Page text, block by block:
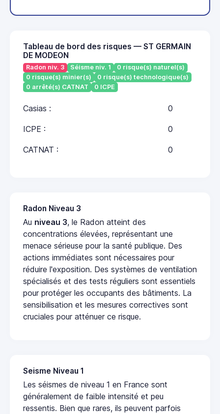
Tableau de bord des risques — ST GERMAIN
DE MODEON
Radon niv. 3 Séisme niv. 1
0 risque(s) naturel(s)
0 risque(s) minier(s)
0 risque(s) technologique(s)
0 arrêté(s) CATNAT
0 ICPE
Casias : 0
ICPE : 0
CATNAT : 0
Radon Niveau 3
Au niveau 3, le Radon atteint des
concentrations élevées, représentant une
menace sérieuse pour la santé publique. Des
actions immédiates sont nécessaires pour
réduire l'exposition. Des systèmes de ventilation
spécialisés et des tests réguliers sont essentiels
pour protéger les occupants des bâtiments. La
sensibilisation et les mesures correctives sont
cruciales pour atténuer ce risque.
Seisme Niveau 1
Les séismes de niveau 1 en France sont
généralement de faible intensité et peu
ressentis. Bien que rares, ils peuvent parfois